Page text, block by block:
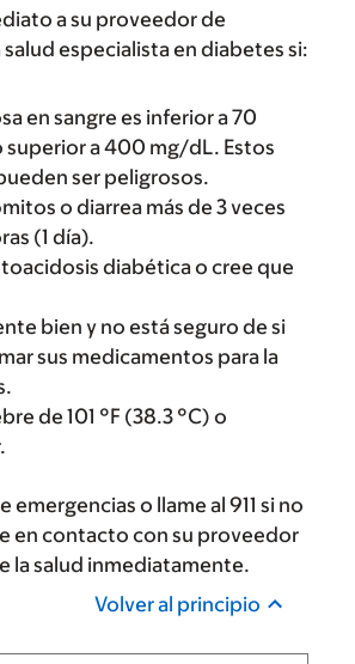
a su proveedor de
especialista en diabetes si:
en sangre es inferior a 70
superior a 400 mg/dL. Estos
ser peligrosos.
o diarrea más de 3 veces
(1 día).
diabética o cree que
bien y no está seguro de si
sus medicamentos para la
de 101 °F (38.3 °C) o
emergencias o llame al 911 si no
en contacto con su proveedor
la salud inmediatamente.
Volver al principio